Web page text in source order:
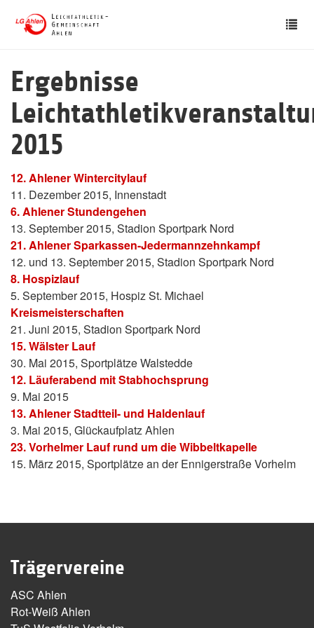
Ergebnisse
2015
12. Ahlener Wintercitylauf
11. Dezember 2015, Innenstadt
6. Ahlener Stundengehen
13. September 2015, Stadion Sportpark Nord
21. Ahlener Sparkassen-Jedermannzehnkampf
12. und 13. September 2015, Stadion Sportpark Nord
8. Hospizlauf
5. September 2015, Hospiz St. Michael
Kreismeisterschaften
21. Juni 2015, Stadion Sportpark Nord
15. Wälster Lauf
30. Mai 2015, Sportplätze Walstedde
12. Läuferabend mit Stabhochsprung
9. Mai 2015
13. Ahlener Stadtteil- und Haldenlauf
3. Mai 2015, Glückaufplatz Ahlen
23. Vorhelmer Lauf rund um die Wibbeltkapelle
15. März 2015, Sportplätze an der Ennigerstraße Vorhelm
Trägervereine
ASC Ahlen
Rot-Weiß Ahlen